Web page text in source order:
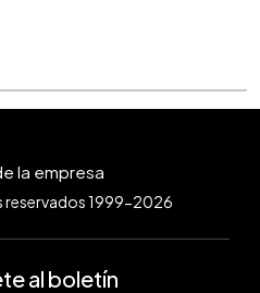
reservados 1999-2026
al boletín